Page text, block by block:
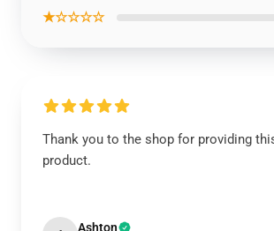
★☆☆☆☆
Thank you to the shop for providing
product.
Ashton